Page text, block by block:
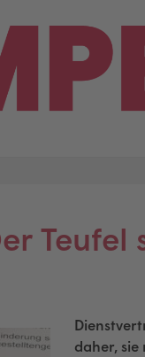
Teufel
daher, sie